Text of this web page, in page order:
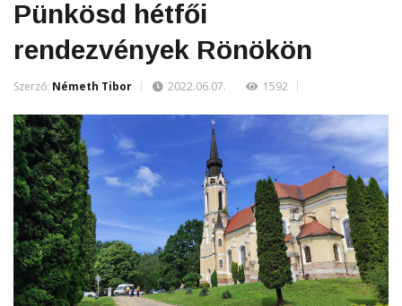
Pünkösd hétfői
rendezvények Rönökön
Szerző: Németh Tibor 2022.06.07. 1592